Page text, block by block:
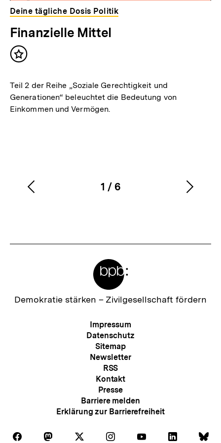
Deine tägliche Dosis Politik
Finanzielle Mittel
Inhalt
Teil 2 der Reihe „Soziale Gerechtigkeit und
Generationen“ beleuchtet die Bedeutung von
Einkommen und Vermögen.
Karussellinhalt
1
von
/ 6
Vorherigen
Zur
Demokratie stärken – Zivilgesellschaft fördern
Meta-
Navigation
Impressum
Datenschutz
Sitemap
Newsletter
RSS
Kontakt
Presse
Barriere melden
Erklärung zur Barrierefreiheit
Auf
Auf